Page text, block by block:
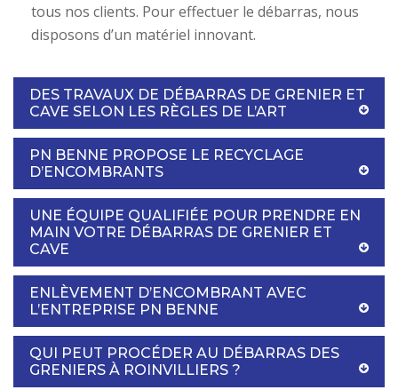
tous nos clients. Pour effectuer le débarras, nous
disposons d’un matériel innovant.
DES TRAVAUX DE DÉBARRAS DE GRENIER ET
CAVE SELON LES RÈGLES DE L’ART
PN BENNE PROPOSE LE RECYCLAGE
D’ENCOMBRANTS
UNE ÉQUIPE QUALIFIÉE POUR PRENDRE EN
MAIN VOTRE DÉBARRAS DE GRENIER ET
CAVE
ENLÈVEMENT D’ENCOMBRANT AVEC
L’ENTREPRISE PN BENNE
QUI PEUT PROCÉDER AU DÉBARRAS DES
GRENIERS À ROINVILLIERS ?